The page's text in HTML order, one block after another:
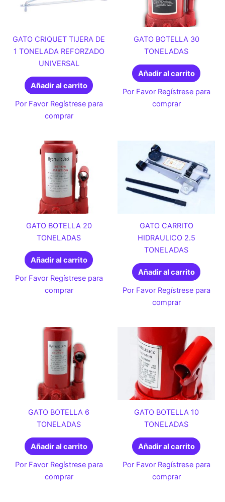
GATO CRIQUET TIJERA DE
1 TONELADA REFORZADO
UNIVERSAL
Añadir al carrito
Por Favor Regístrese para
comprar
GATO BOTELLA 30
TONELADAS
Añadir al carrito
Por Favor Regístrese para
comprar
GATO BOTELLA 20
TONELADAS
Añadir al carrito
Por Favor Regístrese para
comprar
GATO CARRITO
HIDRAULICO 2.5
TONELADAS
Añadir al carrito
Por Favor Regístrese para
comprar
GATO BOTELLA 6
TONELADAS
Añadir al carrito
Por Favor Regístrese para
comprar
GATO BOTELLA 10
TONELADAS
Añadir al carrito
Por Favor Regístrese para
comprar